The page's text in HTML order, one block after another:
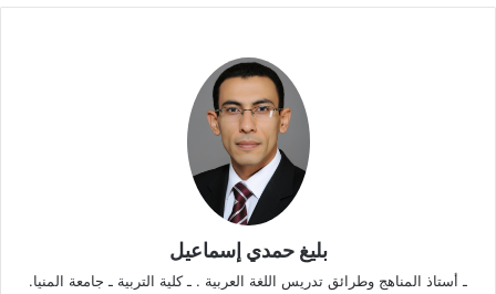
بليغ حمدي إسماعيل
ـ أستاذ المناهج وطرائق تدريس اللغة العربية . ـ كلية التربية ـ جامعة المنيا.